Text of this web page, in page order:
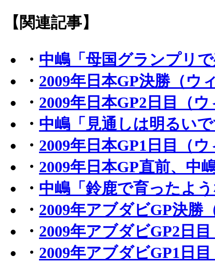
【関連記事】
・ 中嶋「母国グランプリで
・ 2009年日本GP決勝（ウ
・ 2009年日本GP2日目（ウ
・ 中嶋「見通しは明るいで
・ 2009年日本GP1日目（ウ
・ 2009年日本GP直前、中
・ 中嶋「鈴鹿で育ったよう
・ 2009年アブダビGP決勝
・ 2009年アブダビGP2日目
・ 2009年アブダビGP1日目